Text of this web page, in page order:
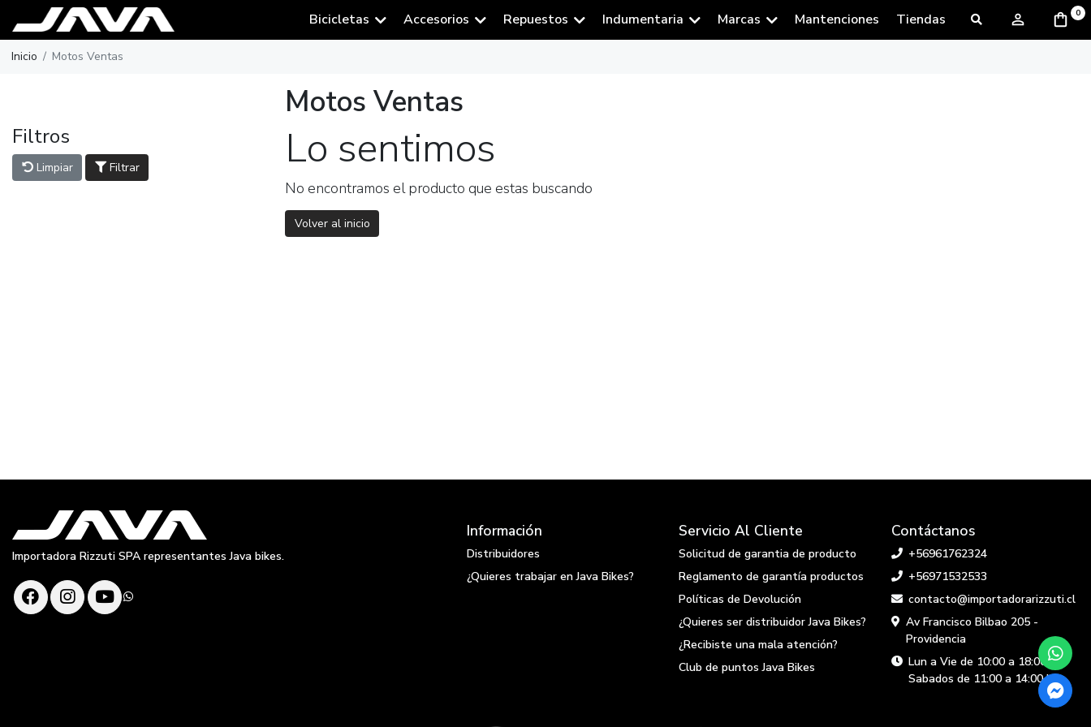
Bicicletas Accesorios Repuestos Indumentaria Marcas Mantenciones Tiendas 0
Inicio Motos Ventas
Motos Ventas
Filtros
Limpiar Filtrar Lo sentimos
No encontramos el producto que estas buscando
Volver al inicio
Importadora Rizzuti SPA representantes Java bikes.
Información
Distribuidores
¿Quieres trabajar en Java Bikes?
Servicio Al Cliente
Solicitud de garantia de producto
Reglamento de garantía productos
Políticas de Devolución
¿Quieres ser distribuidor Java Bikes?
¿Recibiste una mala atención?
Club de puntos Java Bikes
Contáctanos
+56961762324
+56971532533
contacto@importadorarizzuti.cl
Av Francisco Bilbao 205 -
Providencia
Lun a Vie de 10:00 a 18:00 hs
Sabados de 11:00 a 14:00 hs.